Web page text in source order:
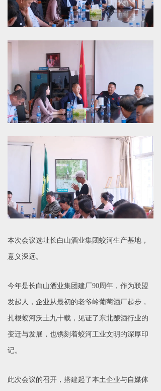
本次会议选址长白山酒业集团蛟河生产基地，
意义深远。
今年是长白山酒业集团建厂90周年，作为联盟
发起人，企业从最初的老爷岭葡萄酒厂起步，
扎根蛟河沃土九十载，见证了东北酿酒行业的
变迁与发展，也镌刻着蛟河工业文明的深厚印
记。
此次会议的召开，搭建起了本土企业与自媒体